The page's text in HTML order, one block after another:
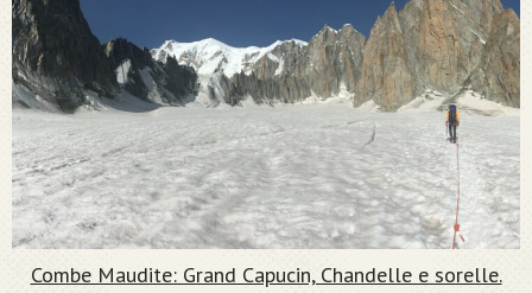
Combe Maudite: Grand Capucin, Chandelle e sorelle.